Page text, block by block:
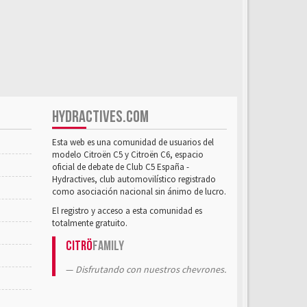
HYDRACTIVES.COM
Esta web es una comunidad de usuarios del
modelo Citroën C5 y Citroën C6, espacio
oficial de debate de Club C5 España -
Hydractives, club automovilístico registrado
como asociación nacional sin ánimo de lucro.
El registro y acceso a esta comunidad es
totalmente gratuito.
CitröFamily
Disfrutando con nuestros chevrones.